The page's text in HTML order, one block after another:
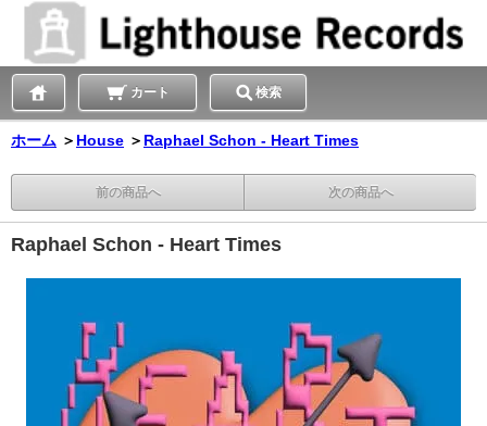
カート 検索
ホーム ＞ House ＞ Raphael Schon - Heart Times
前の商品へ 次の商品へ
Raphael Schon - Heart Times